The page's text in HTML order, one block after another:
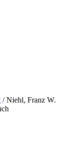
/ Niehl, Franz W.